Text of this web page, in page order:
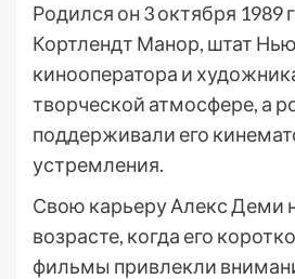
Родился он 3 октября 1989
Кортлендт Манор, штат
кинооператора и
творческой атмосфере, а
поддерживали его
устремления.
Свою карьеру Алекс Деми
возрасте, когда его
фильмы привлекли